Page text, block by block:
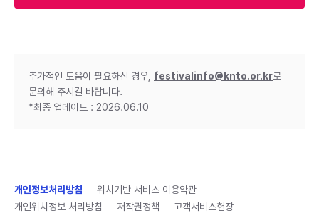
추가적인 도움이 필요하신 경우, festivalinfo@knto.or.kr로
문의해 주시길 바랍니다.
*최종 업데이트 : 2026.06.10
개인정보처리방침
위치기반 서비스 이용약관
개인위치정보 처리방침
저작권정책 고객서비스헌장